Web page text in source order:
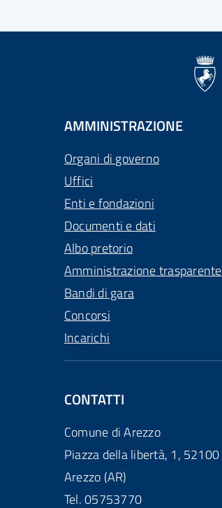
AMMINISTRAZIONE
Organi di governo
Uffici
Enti e fondazioni
Documenti e dati
Albo pretorio
Amministrazione trasparente
Bandi di gara
Concorsi
Incarichi
CONTATTI
Comune di Arezzo
Piazza della libertà, 1, 52100
Arezzo (AR)
Tel. 05753770